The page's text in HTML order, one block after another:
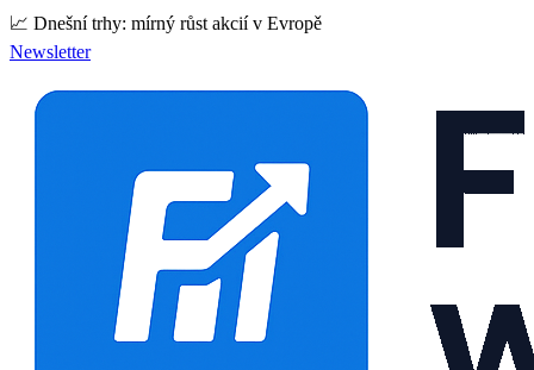
📈 Dnešní trhy: mírný růst akcií v Evropě
Newsletter